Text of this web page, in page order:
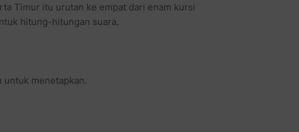
Timur itu urutan ke empat dari enam kursi
hitung-hitungan suara.
untuk menetapkan.